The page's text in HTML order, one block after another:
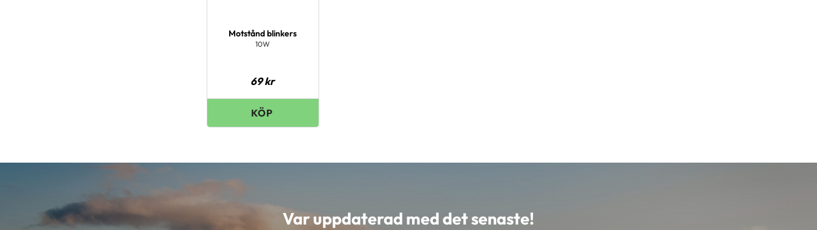
Motstånd blinkers
10W
69kr
Var uppdaterad med det senaste!